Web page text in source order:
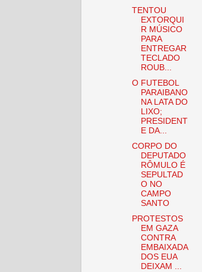
TENTOU
EXTORQUI
R MÚSICO
PARA
ENTREGAR
TECLADO
ROUB...
O FUTEBOL
PARAIBANO
NA LATA DO
LIXO;
PRESIDENT
E DA...
CORPO DO
DEPUTADO
RÔMULO É
SEPULTAD
O NO
CAMPO
SANTO
PROTESTOS
EM GAZA
CONTRA
EMBAIXADA
DOS EUA
DEIXAM ...